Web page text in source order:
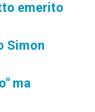
emerito
Simon
ma